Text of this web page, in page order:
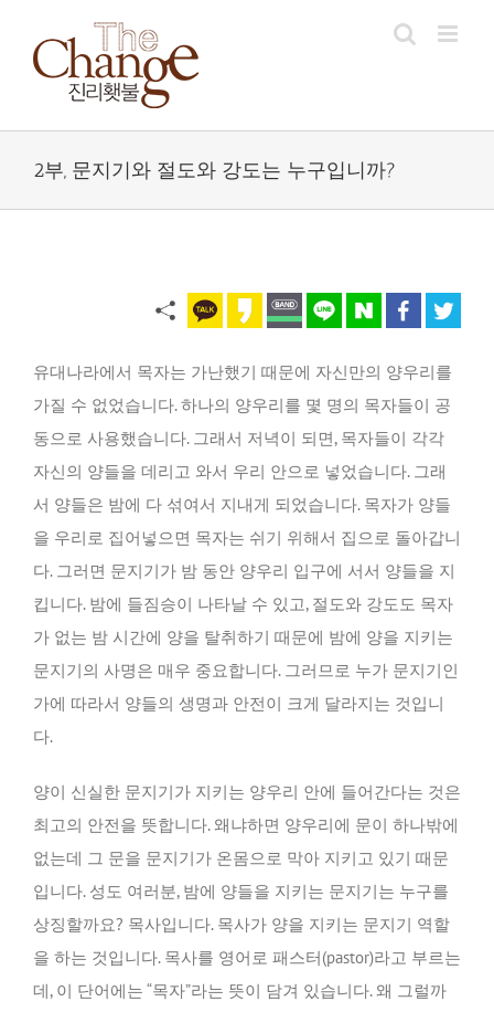
content
2부, 문지기와 절도와 강도는 누구입니까?
유대나라에서 목자는 가난했기 때문에 자신만의 양우리를
가질 수 없었습니다. 하나의 양우리를 몇 명의 목자들이 공
동으로 사용했습니다. 그래서 저녁이 되면, 목자들이 각각
자신의 양들을 데리고 와서 우리 안으로 넣었습니다. 그래
서 양들은 밤에 다 섞여서 지내게 되었습니다. 목자가 양들
을 우리로 집어넣으면 목자는 쉬기 위해서 집으로 돌아갑니
다. 그러면 문지기가 밤 동안 양우리 입구에 서서 양들을 지
킵니다. 밤에 들짐승이 나타날 수 있고, 절도와 강도도 목자
가 없는 밤 시간에 양을 탈취하기 때문에 밤에 양을 지키는
문지기의 사명은 매우 중요합니다. 그러므로 누가 문지기인
가에 따라서 양들의 생명과 안전이 크게 달라지는 것입니
다.
양이 신실한 문지기가 지키는 양우리 안에 들어간다는 것은
최고의 안전을 뜻합니다. 왜냐하면 양우리에 문이 하나밖에
없는데 그 문을 문지기가 온몸으로 막아 지키고 있기 때문
입니다. 성도 여러분, 밤에 양들을 지키는 문지기는 누구를
상징할까요? 목사입니다. 목사가 양을 지키는 문지기 역할
을 하는 것입니다. 목사를 영어로 패스터(pastor)라고 부르는
데, 이 단어에는 “목자”라는 뜻이 담겨 있습니다. 왜 그럴까